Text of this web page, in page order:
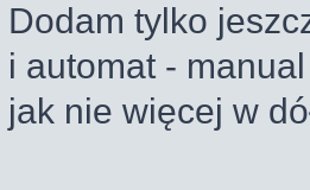
Dodam tylko
i automat -
jak nie więcej w